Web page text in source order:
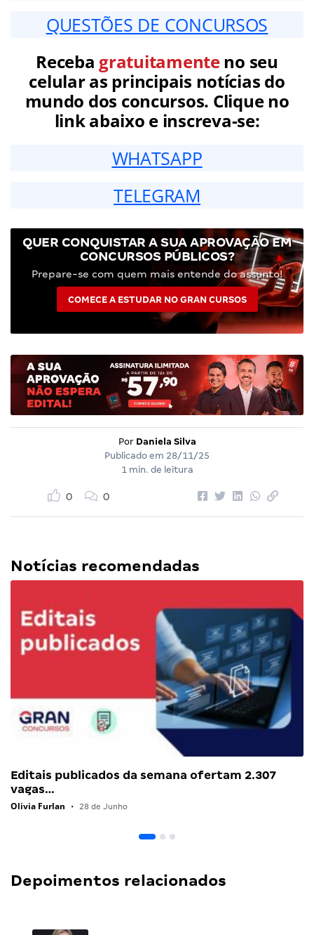
QUESTÕES DE CONCURSOS
Receba gratuitamenteno seu
celular as principais notícias do
mundo dos concursos. Clique no
link abaixo e inscreva-se:
WHATSAPP
TELEGRAM
QUER CONQUISTAR A SUA APROVAÇÃO EM
CONCURSOS PÚBLICOS?
Prepare-se com quem mais entende do assunto!
COMECE A ESTUDAR NO GRAN CURSOS
Por Daniela Silva
Publicado em 28/11/25
1 min. de leitura
0 0
Notícias recomendadas
Editais publicados da semana ofertam 2.307
vagas…
Olivia Furlan • 28 de Junho
Depoimentos relacionados